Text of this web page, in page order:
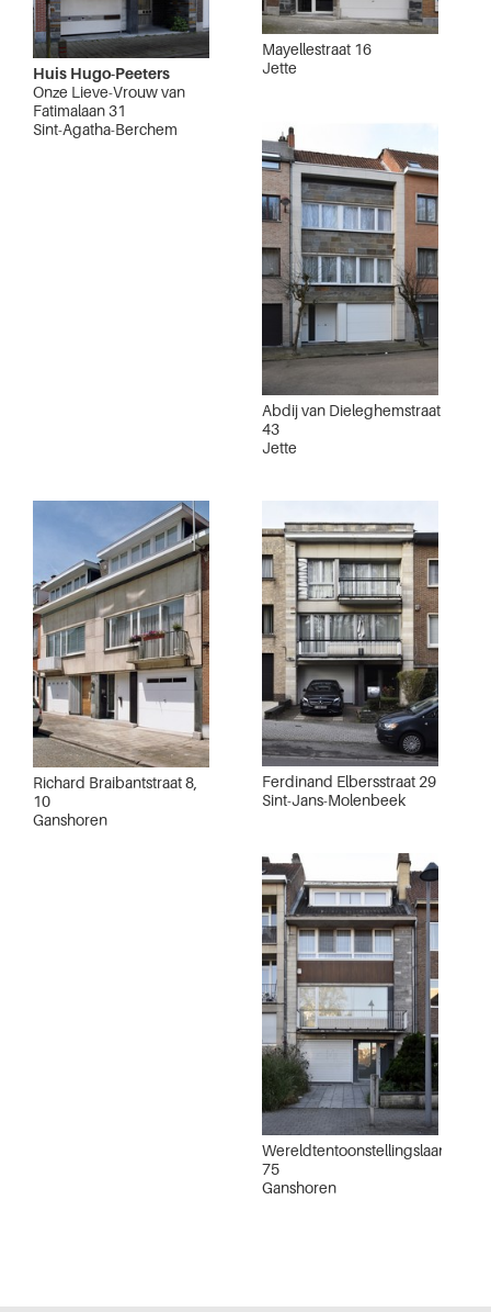
Huis Hugo-Peeters
Onze Lieve-Vrouw van
Fatimalaan 31
Sint-Agatha-Berchem
Mayellestraat 16
Jette
Abdij van Dieleghemstraat
43
Jette
Richard Braibantstraat 8,
10
Ganshoren
Ferdinand Elbersstraat 29
Sint-Jans-Molenbeek
Wereldtentoonstellingslaan
75
Ganshoren